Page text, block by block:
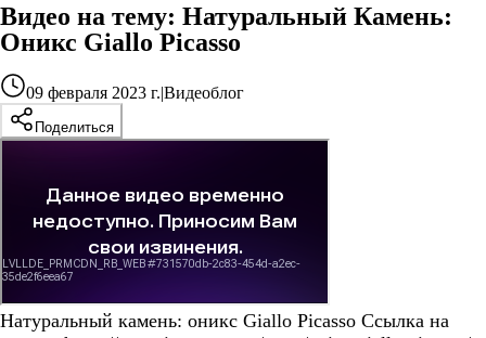
Видео на тему: Натуральный Камень:
Оникс Giallo Picasso
09 февраля 2023 г.|Видеоблог
Поделиться
Натуральный камень: оникс Giallo Picasso Ссылка на